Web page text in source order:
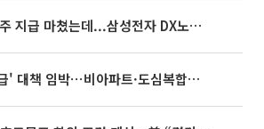
3445억 자사주 지급 마쳤는데...삼성전자 DX노조, 뒤늦은 '떼쓰기 집회'
영끌 '주택공급' 대책 임박⋯비아파트·도심복합까지 총동원